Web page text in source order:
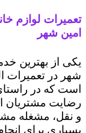
تعمیرات لوازم
امین شهر
یکی از بهترین
شهر در تعمیرات
است که در
رضایت مشتریان
و نقل، مشغله
بسیاری برای